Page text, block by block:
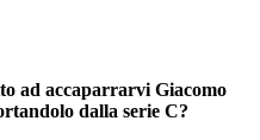
ad accaparrarvi Giacomo
dalla serie C?